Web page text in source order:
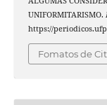
UNIFORMITARISMO.
https://
Fomatos de